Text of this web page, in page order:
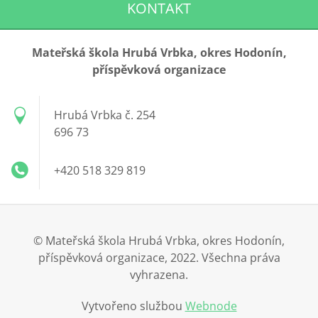
KONTAKT
Mateřská škola Hrubá Vrbka, okres Hodonín,
příspěvková organizace
Hrubá Vrbka č. 254
696 73
+420 518 329 819
© Mateřská škola Hrubá Vrbka, okres Hodonín,
příspěvková organizace, 2022. Všechna práva
vyhrazena.
Vytvořeno službou Webnode